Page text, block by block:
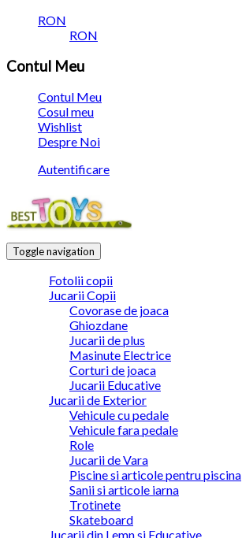
RON
RON
Contul Meu
Contul Meu
Cosul meu
Wishlist
Despre Noi
Autentificare
Toggle navigation
Fotolii copii
Jucarii Copii
Covorase de joaca
Ghiozdane
Jucarii de plus
Masinute Electrice
Corturi de joaca
Jucarii Educative
Jucarii de Exterior
Vehicule cu pedale
Vehicule fara pedale
Role
Jucarii de Vara
Piscine si articole pentru piscina
Sanii si articole iarna
Trotinete
Skateboard
Jucarii din Lemn si Educative